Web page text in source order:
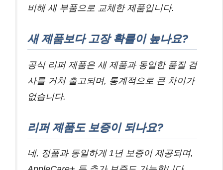
비해 새 부품으로 교체한 제품입니다.
새 제품보다 고장 확률이 높나요?
공식 리퍼 제품은 새 제품과 동일한 품질 검
사를 거쳐 출고되며, 통계적으로 큰 차이가
없습니다.
리퍼 제품도 보증이 되나요?
네, 정품과 동일하게 1년 보증이 제공되며,